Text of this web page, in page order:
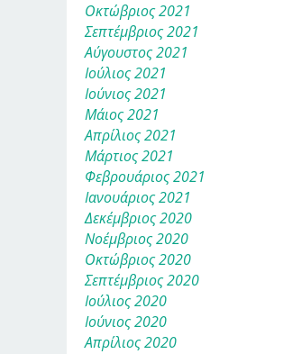
Οκτώβριος 2021
Σεπτέμβριος 2021
Αύγουστος 2021
Ιούλιος 2021
Ιούνιος 2021
Μάιος 2021
Απρίλιος 2021
Μάρτιος 2021
Φεβρουάριος 2021
Ιανουάριος 2021
Δεκέμβριος 2020
Νοέμβριος 2020
Οκτώβριος 2020
Σεπτέμβριος 2020
Ιούλιος 2020
Ιούνιος 2020
Απρίλιος 2020